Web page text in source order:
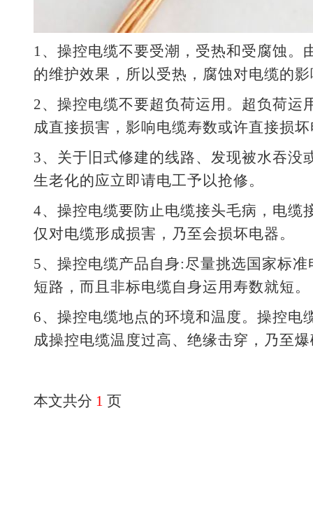
1、操控电缆不要受潮，受热和受腐蚀。
的维护效果，所以受热，腐蚀对电缆的
2、操控电缆不要超负荷运用。超负荷运
成直接损害，影响电缆寿数或许直接损
3、关于旧式修建的线路、发现被水吞没
生老化的应立即请电工予以抢修。
4、操控电缆要防止电缆接头毛病，电缆
仅对电缆形成损害，乃至会损坏电器。
5、操控电缆产品自身:尽量挑选国家标
短路，而且非标电缆自身运用寿数就短。
6、操控电缆地点的环境和温度。操控电
成操控电缆温度过高、绝缘击穿，乃至
本文共分 1 页